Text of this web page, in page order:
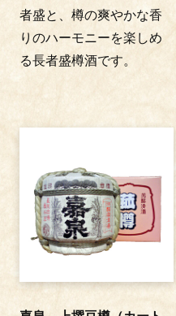
者盛と、樽の爽やかな香
りのハーモニーを楽しめ
る長者盛樽酒です。